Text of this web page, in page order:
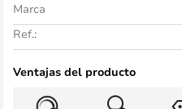
Marca
Ref.:
Ventajas del producto